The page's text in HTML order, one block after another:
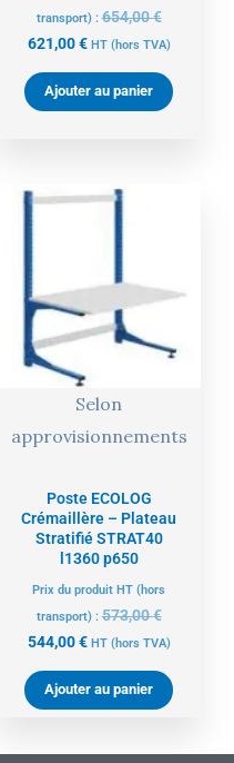
transport) :654,00€
621,00€ HT (hors TVA)
Ajouter au panier
Selon
approvisionnements
Poste ECOLOG
Crémaillère – Plateau
Stratifié STRAT40
l1360 p650
Prix du produit HT (hors
transport) :573,00€
573,00 €.
544,00€
Le
544,00 €.
HT (hors TVA)
Ajouter au panier